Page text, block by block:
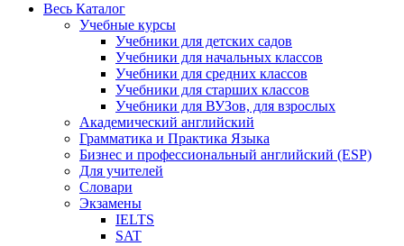
Весь Каталог
Учебные курсы
Учебники для детских садов
Учебники для начальных классов
Учебники для средних классов
Учебники для старших классов
Учебники для ВУЗов, для взрослых
Академический английский
Грамматика и Практика Языка
Бизнес и профессиональный английский (ESP)
Для учителей
Словари
Экзамены
IELTS
SAT